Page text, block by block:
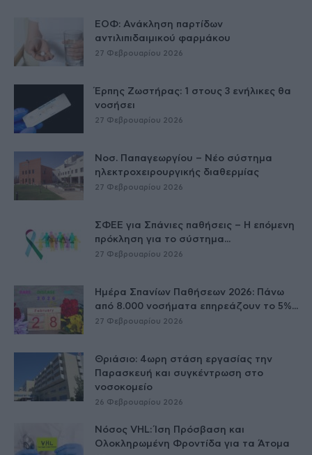
ΕΟΦ: Ανάκληση παρτίδων
αντιλιπιδαιμικού φαρμάκου
27 Φεβρουαρίου 2026
Έρπης Ζωστήρας: 1 στους 3 ενήλικες θα
νοσήσει
27 Φεβρουαρίου 2026
Νοσ. Παπαγεωργίου – Νέο σύστημα
ηλεκτροχειρουργικής διαθερμίας
27 Φεβρουαρίου 2026
ΣΦΕΕ για Σπάνιες παθήσεις – Η επόμενη
πρόκληση για το σύστημα...
27 Φεβρουαρίου 2026
Ημέρα Σπανίων Παθήσεων 2026: Πάνω
από 8.000 νοσήματα επηρεάζουν το 5%...
27 Φεβρουαρίου 2026
Θριάσιο: 4ωρη στάση εργασίας την
Παρασκευή και συγκέντρωση στο
νοσοκομείο
26 Φεβρουαρίου 2026
Νόσος VHL: Ίση Πρόσβαση και
Ολοκληρωμένη Φροντίδα για τα Άτομα